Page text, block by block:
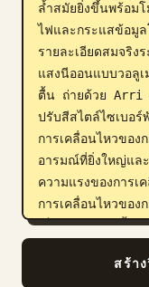
ล้ำสมัยยิ่งขึ้นพร้อม
ไฟและกระแสข้อมูล
รายละเอียดสมจริ
แสงนีออนแบบวอลู
ตื้น ถ่ายด้วย Arri
ปรับสีสไตล์ไซเบอ
การเคลื่อนไหวขอ
อารมณ์ที่ยิ่งใหญ่แล
ความแรงของการ
การเคลื่อนไหวขอ
เล็กน้อยอย่างมีชั้นเ
สร้า